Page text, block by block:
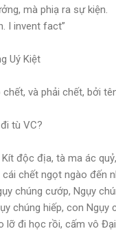
mà phiạ ra sự kiện.
I invent fact”
Uý Kiệt
chết, và phải chết, bởi
tù VC?
Kít độc địa, tà ma ác
chết ngọt ngào đến
chúng cướp, Ngụy
chúng hiếp, con Ngụy
lỡ đi học rồi, cấm vô